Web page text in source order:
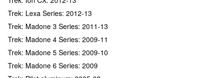
Trek: Lexa Series: 2012-13
Trek: Madone 3 Series: 2011-13
Trek: Madone 4 Series: 2009-11
Trek: Madone 5 Series: 2009-10
Trek: Madone 6 Series: 2009